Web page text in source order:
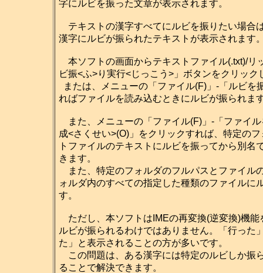
字にルビを振った文章が表示されます。
テキストの漢字すべてにルビを振りたい場合
漢字にルビが振られたテキストが表示されます
本ソフトの画面からテキストファイル(.txt)/リ
ビ振<ふ>り実行<じっこう>」ボタンをクリッ
または、メニューの「ファイル(F)」-「ルビを
ればファイルを読み込むときにルビが振られま
また、メニューの「ファイル(F)」-「ファイ
成<さくせい>(O)」をクリックすれば、特定の
トファイルのテキストにルビを振ってから別
きます。
また、特定のフォルダのフルパスとファイル
ォルダ内のすべての指定した種類のファイル
す。
ただし、本ソフトはIMEの再変換(逆変換)機
ルビが振られるわけではありません。「行った
た」と表示されることの方が多いです。
この問題は、ある漢字には特定のルビしか振
ることで解決できます。